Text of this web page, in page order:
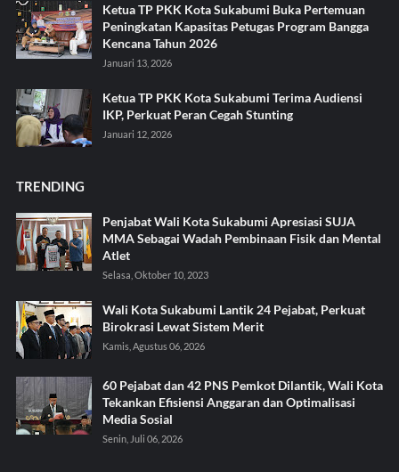
Ketua TP PKK Kota Sukabumi Buka Pertemuan
Peningkatan Kapasitas Petugas Program Bangga
Kencana Tahun 2026
Januari 13, 2026
Ketua TP PKK Kota Sukabumi Terima Audiensi
IKP, Perkuat Peran Cegah Stunting
Januari 12, 2026
TRENDING
Penjabat Wali Kota Sukabumi Apresiasi SUJA
MMA Sebagai Wadah Pembinaan Fisik dan Mental
Atlet
Selasa, Oktober 10, 2023
Wali Kota Sukabumi Lantik 24 Pejabat, Perkuat
Birokrasi Lewat Sistem Merit
Kamis, Agustus 06, 2026
60 Pejabat dan 42 PNS Pemkot Dilantik, Wali Kota
Tekankan Efisiensi Anggaran dan Optimalisasi
Media Sosial
Senin, Juli 06, 2026